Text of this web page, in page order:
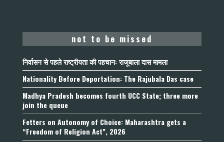
not to be missed
निर्वासन से पहले राष्ट्रीयता की पहचान: राजूबाला दास मामला
Nationality Before Deportation: The Rajubala Das case
Madhya Pradesh becomes fourth UCC State; three more
join the queue
Fetters on Autonomy of Choice: Maharashtra gets a
“Freedom of Religion Act”, 2026